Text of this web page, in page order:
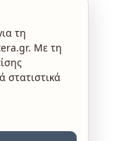
τη
Με τη
στατιστικά